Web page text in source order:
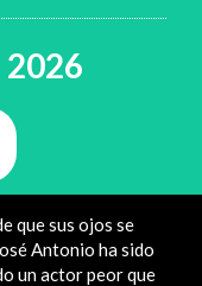
que sus ojos se
Antonio ha sido
un actor peor que